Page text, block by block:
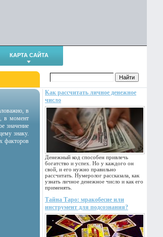
КАРТА САЙТА
Как рассчитать личное денежное
число
Денежный код способен привлечь
богатство и успех. Но у каждого он
свой, и его нужно правильно
рассчитать. Нумеролог рассказала, как
узнать личное денежное число и как его
применять.
Тайна Таро: мракобесие или
инструмент для подсознания?
в
в момент
значение
знаку.
факторов